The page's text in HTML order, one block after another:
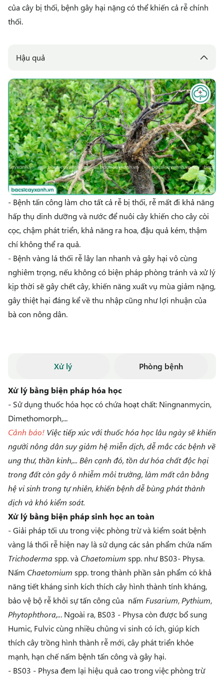
của cây bị thối, bệnh gây hại nặng có thể khiến cả rễ chính
thối.
Hậu quả
- Bệnh tấn công làm cho tất cả rễ bị thối, rễ mất đi khả năng
hấp thụ dinh dưỡng và nước để nuôi cây khiến cho cây còi
cọc, chậm phát triển, khả năng ra hoa, đậu quả kém, thậm
chí không thể ra quả.
- Bệnh vàng lá thối rễ lây lan nhanh và gây hại vô cùng
nghiêm trọng, nếu không có biện pháp phòng tránh và xử lý
kịp thời sẽ gây chết cây, khiến năng xuất vụ mùa giảm nặng,
gây thiệt hại đáng kể về thu nhập cũng như lợi nhuận của
bà con nông dân.
Xử lý Phòng bệnh
Xử lý bằng biện pháp hóa học
- Sử dụng thuốc hóa học có chứa hoạt chất: Ningnanmycin,
Dimethomorph,...
Cảnh báo! Việc tiếp xúc với thuốc hóa học lâu ngày sẽ khiến
người nông dân suy giảm hệ miễn dịch, dễ mắc các bệnh về
ung thư, thần kinh,... Bên cạnh đó, tồn dư hóa chất độc hại
trong đất còn gây ô nhiễm môi trường, làm mất cân bằng
hệ vi sinh trong tự nhiên, khiến bệnh dễ bùng phát thành
dịch và khó kiểm soát.
Xử lý bằng biện pháp sinh học an toàn
- Giải pháp tối ưu trong việc phòng trừ và kiểm soát bệnh
vàng lá thối rễ hiện nay là sử dụng các sản phẩm chứa nấm
Trichoderma spp. và Chaetomium spp. nhưBS03- Physa.
Nấm Chaetomium spp. trong thành phần sản phẩm có khả
năng tiết kháng sinh kích thích cây hình thành tính kháng,
bảo vệ bộ rễ khỏi sự tấn công của nấm Fusarium, Pythium,
Phytophthora,... Ngoài ra, BS03 - Physa còn được bổ sung
Humic, Fulvic cùng nhiều chủng vi sinh có ích, giúp kích
thích cây trồng hình thành rễ mới, cây phát triển khỏe
mạnh, hạn chế nấm bệnh tấn công và gây hại.
- BS03 - Physa đem lại hiệu quả cao trong việc phòng trừ